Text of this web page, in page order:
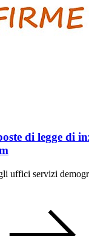
di legge di
uffici servizi